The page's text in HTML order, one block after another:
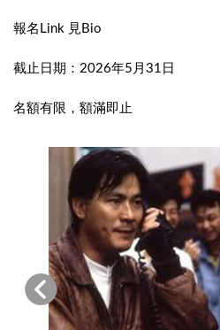
報名Link 見Bio
截止日期：2026年5月31日
名額有限，額滿即止